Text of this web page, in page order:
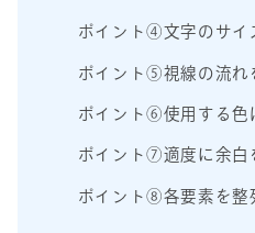
ポイント④文字のサイ
ポイント⑤視線の流れ
ポイント⑥使用する色
ポイント⑦適度に余白
ポイント⑧各要素を整